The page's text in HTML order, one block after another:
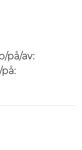
på/av: